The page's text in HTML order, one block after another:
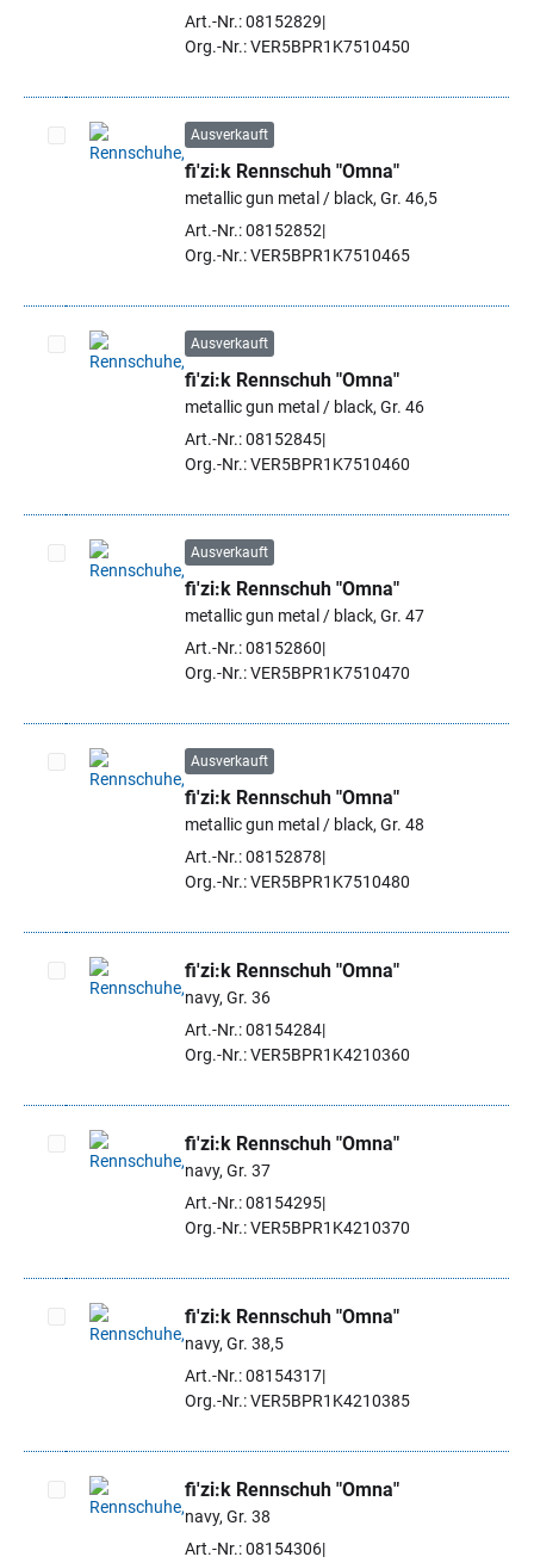
Art.-Nr.: 08152829
Org.-Nr.: VER5BPR1K7510450
Artikel auswählen
Ausverkauft
fi'zi:k Rennschuh "Omna"
metallic gun metal / black, Gr. 46,5
Art.-Nr.: 08152852
Org.-Nr.: VER5BPR1K7510465
Artikel auswählen
Ausverkauft
fi'zi:k Rennschuh "Omna"
metallic gun metal / black, Gr. 46
Art.-Nr.: 08152845
Org.-Nr.: VER5BPR1K7510460
Artikel auswählen
Ausverkauft
fi'zi:k Rennschuh "Omna"
metallic gun metal / black, Gr. 47
Art.-Nr.: 08152860
Org.-Nr.: VER5BPR1K7510470
Artikel auswählen
Ausverkauft
fi'zi:k Rennschuh "Omna"
metallic gun metal / black, Gr. 48
Art.-Nr.: 08152878
Org.-Nr.: VER5BPR1K7510480
Artikel auswählen
fi'zi:k Rennschuh "Omna"
navy, Gr. 36
Art.-Nr.: 08154284
Org.-Nr.: VER5BPR1K4210360
Artikel auswählen
fi'zi:k Rennschuh "Omna"
navy, Gr. 37
Art.-Nr.: 08154295
Org.-Nr.: VER5BPR1K4210370
Artikel auswählen
fi'zi:k Rennschuh "Omna"
navy, Gr. 38,5
Art.-Nr.: 08154317
Org.-Nr.: VER5BPR1K4210385
Artikel auswählen
fi'zi:k Rennschuh "Omna"
navy, Gr. 38
Art.-Nr.: 08154306